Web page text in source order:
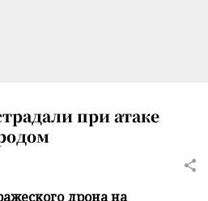
при атаке
дрона на